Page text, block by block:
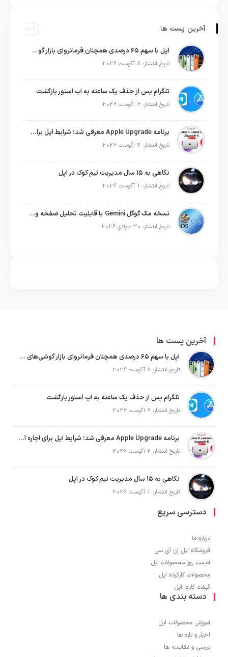
آخرین پست ها
اپل با سهم ۶۵ درصدی همچنان فرمانروای بازار گوشی‌های پریمیوم جهان است
تاریخ انتشار: 8 آگوست 2026
تلگرام پس از حذف یک ساعته به اپ استور بازگشت
تاریخ انتشار: 6 آگوست 2026
برنامه Apple Upgrade معرفی شد؛ شرایط اپل برای اجاره آیفون، آیپد، مک و اپل واچ
تاریخ انتشار: 2 آگوست 2026
نگاهی به ۱۵ سال مدیریت تیم کوک در اپل
تاریخ انتشار: 1 آگوست 2026
نسخه مک گوگل Gemini با قابلیت تحلیل صفحه و دستورات صوتی در به‌روزرسانی جدید
تاریخ انتشار: 30 جولای 2026
آخرین پست ها
اپل با سهم ۶۵ درصدی همچنان فرمانروای بازار گوشی‌های پریمیوم جهان است
تاریخ انتشار: 8 آگوست 2026
تلگرام پس از حذف یک ساعته به اپ استور بازگشت
تاریخ انتشار: 6 آگوست 2026
برنامه Apple Upgrade معرفی شد؛ شرایط اپل برای اجاره آیفون، آیپد، مک و اپل واچ
تاریخ انتشار: 2 آگوست 2026
نگاهی به ۱۵ سال مدیریت تیم کوک در اپل
تاریخ انتشار: 1 آگوست 2026
دسترسی سریع
درباره ما
فروشگاه اپل اِن آی سی
قیمت روز محصولات اپل
محصولات کارکرده اپل
گیفت کارت اپل
دسته بندی ها
آموزش محصولات اپل
اخبار و تازه ها
بررسی و مقایسه ها